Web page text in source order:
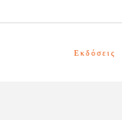
Εκδόσεις